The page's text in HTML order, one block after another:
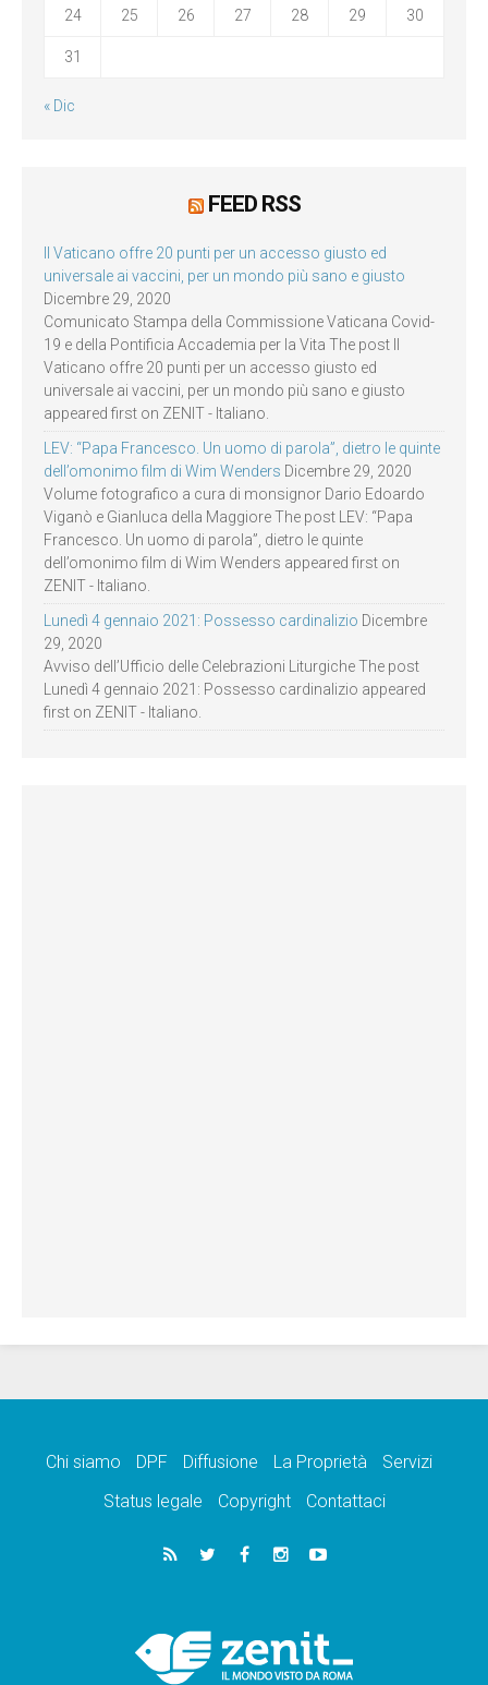
24 25 26 27 28 29 30
31
« Dic
FEED RSS
Il Vaticano offre 20 punti per un accesso giusto ed
universale ai vaccini, per un mondo più sano e giusto
Dicembre 29, 2020
Comunicato Stampa della Commissione Vaticana Covid-
19 e della Pontificia Accademia per la Vita The post Il
Vaticano offre 20 punti per un accesso giusto ed
universale ai vaccini, per un mondo più sano e giusto
appeared first on ZENIT - Italiano.
LEV: “Papa Francesco. Un uomo di parola”, dietro le quinte
dell’omonimo film di Wim Wenders Dicembre 29, 2020
Volume fotografico a cura di monsignor Dario Edoardo
Viganò e Gianluca della Maggiore The post LEV: “Papa
Francesco. Un uomo di parola”, dietro le quinte
dell’omonimo film di Wim Wenders appeared first on
ZENIT - Italiano.
Lunedì 4 gennaio 2021: Possesso cardinalizio Dicembre
29, 2020
Avviso dell’Ufficio delle Celebrazioni Liturgiche The post
Lunedì 4 gennaio 2021: Possesso cardinalizio appeared
first on ZENIT - Italiano.
Chi siamo DPF Diffusione La Proprietà
Servizi
Status legale
Copyright Contattaci